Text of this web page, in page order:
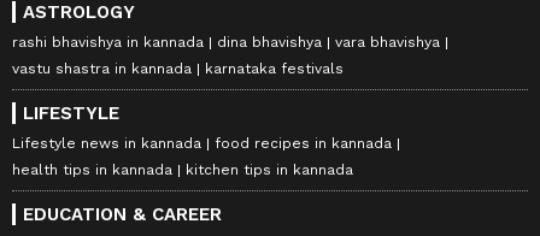
ASTROLOGY
rashi bhavishya in kannada dina bhavishya
vara bhavishya
vastu shastra in kannada
karnataka festivals
LIFESTYLE
Lifestyle news in kannada
food recipes in kannada
health tips in kannada
kitchen tips in kannada
EDUCATION & CAREER